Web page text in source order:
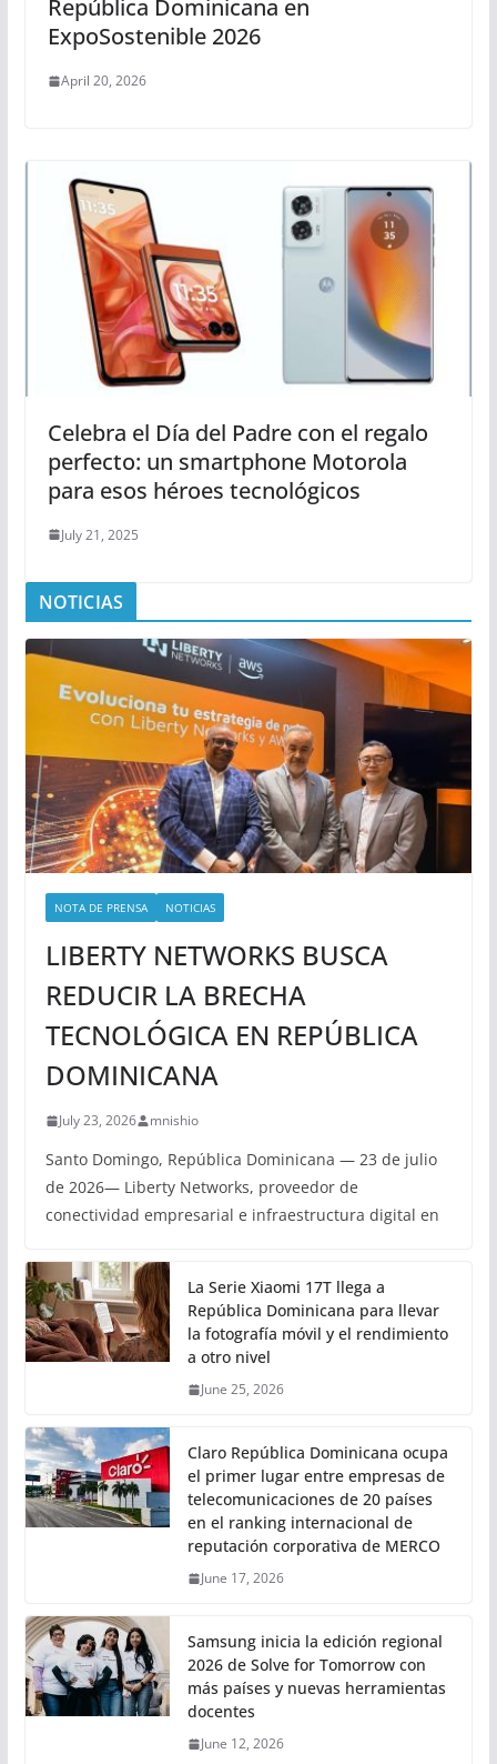
República Dominicana en
ExpoSostenible 2026
April 20, 2026
Celebra el Día del Padre con el regalo
perfecto: un smartphone Motorola
para esos héroes tecnológicos
July 21, 2025
NOTICIAS
NOTA DE PRENSA NOTICIAS
LIBERTY NETWORKS BUSCA
REDUCIR LA BRECHA
TECNOLÓGICA EN REPÚBLICA
DOMINICANA
July 23, 2026 mnishio
Santo Domingo, República Dominicana — 23 de julio
de 2026— Liberty Networks, proveedor de
conectividad empresarial e infraestructura digital en
La Serie Xiaomi 17T llega a
República Dominicana para llevar
la fotografía móvil y el rendimiento
a otro nivel
June 25, 2026
Claro República Dominicana ocupa
el primer lugar entre empresas de
telecomunicaciones de 20 países
en el ranking internacional de
reputación corporativa de MERCO
June 17, 2026
Samsung inicia la edición regional
2026 de Solve for Tomorrow con
más países y nuevas herramientas
docentes
June 12, 2026